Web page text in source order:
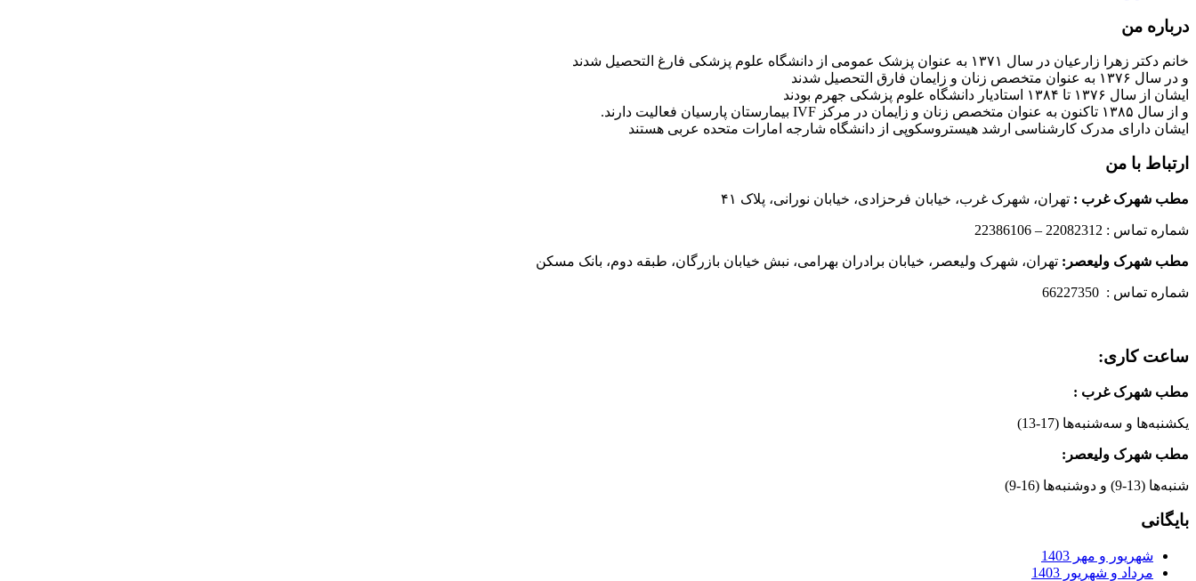
درباره من
خانم دکتر زهرا زارعیان در سال ۱۳۷۱ به عنوان پزشک عمومی از دانشگاه علوم پزشکی فارغ التحصیل شدند
و در سال ۱۳۷۶ به عنوان متخصص زنان و زایمان فارق التحصیل شدند
ایشان از سال ۱۳۷۶ تا ۱۳۸۴ استادیار دانشگاه علوم پزشکی جهرم بودند
و از سال ۱۳۸۵ تاکنون به عنوان متخصص زنان و زایمان در مرکز IVF بیمارستان پارسیان فعالیت دارند.
ایشان دارای مدرک کارشناسی ارشد هیستروسکوپی از دانشگاه شارجه امارات متحده عربی هستند
ارتباط با من
مطب شهرک غرب : تهران، شهرک غرب، خیابان فرحزادی، خیابان نورانی، پلاک ۴۱
شماره تماس : 22082312 – 22386106
مطب شهرک ولیعصر: تهران، شهرک ولیعصر، خیابان برادران بهرامی، نبش خیابان بازرگان، طبقه دوم، بانک مسکن
شماره تماس : 66227350
ساعت کاری:
مطب شهرک غرب :
یکشنبه‌ها و سه‌شنبه‌ها (17-13)
مطب شهرک ولیعصر:
شنبه‌ها (13-9) و دوشنبه‌ها (16-9)
بایگانی
شهریور و مهر 1403
مرداد و شهریور 1403